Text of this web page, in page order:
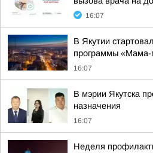
16:07
В Якутии
программы «Мама-
16:07
В мэрии Якутска
назначения
16:07
Неделя